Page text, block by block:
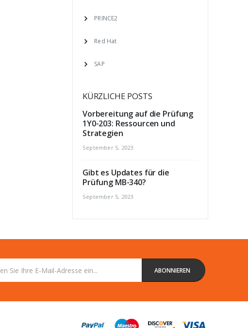
PRINCE2
Red Hat
SAP
KÜRZLICHE POSTS
Vorbereitung auf die Prüfung
1Y0-203: Ressourcen und
Strategien
September 5, 2023
Gibt es Updates für die
Prüfung MB-340?
September 5, 2023